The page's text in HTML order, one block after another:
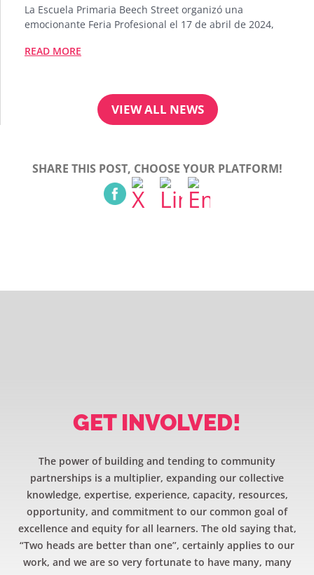
La Escuela Primaria Beech Street organizó una
emocionante Feria Profesional el 17 de abril de 2024,
READ MORE
VIEW ALL NEWS
SHARE THIS POST, CHOOSE YOUR PLATFORM!
GET INVOLVED!
The power of building and tending to community
partnerships is a multiplier, expanding our collective
knowledge, expertise, experience, capacity, resources,
opportunity, and commitment to our common goal of
excellence and equity for all learners. The old saying that,
“Two heads are better than one”, certainly applies to our
work, and we are so very fortunate to have many, many